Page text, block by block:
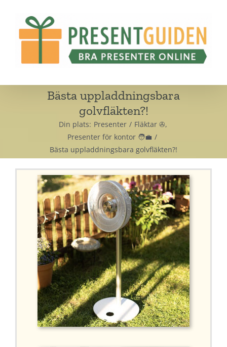
Bästa uppladdningsbara
golvfläkten?!
Din plats: Presenter
Fläktar ✇
Presenter för kontor 🧑‍💼
Bästa uppladdningsbara golvfläkten?!